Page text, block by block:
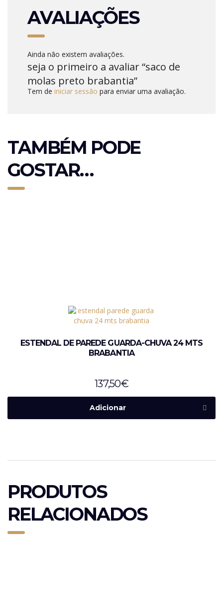
AVALIAÇÕES
Ainda não existem avaliações.
seja o primeiro a avaliar “saco de
molas preto brabantia”
Tem de iniciar sessão para enviar uma avaliação.
TAMBÉM PODE
GOSTAR…
ESTENDAL DE PAREDE GUARDA-CHUVA 24 MTS
BRABANTIA
137,50€
Adicionar
PRODUTOS
RELACIONADOS